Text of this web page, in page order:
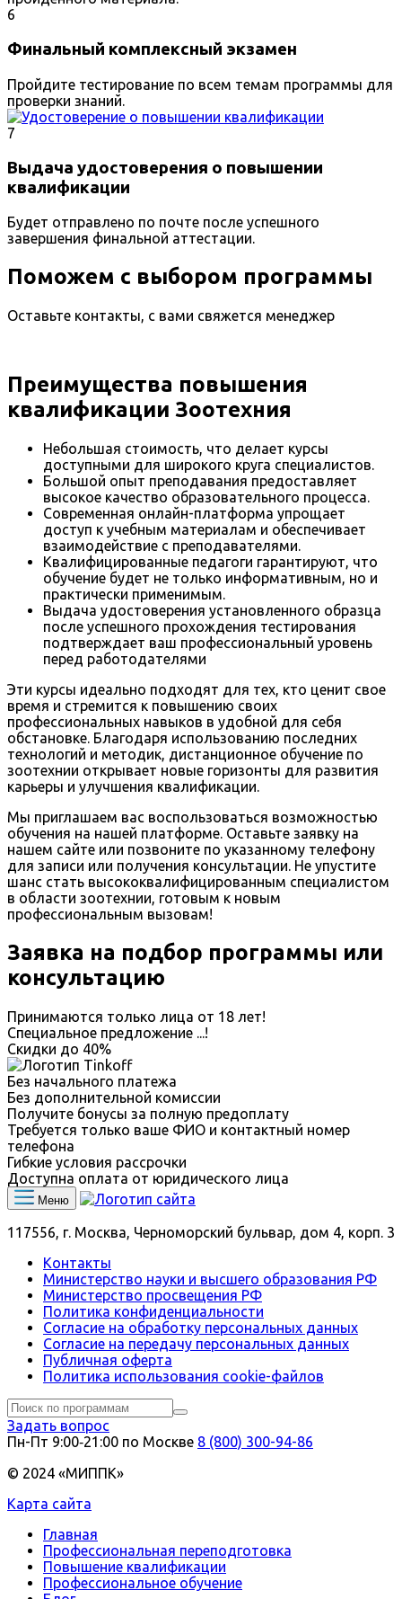
6
Финальный комплексный экзамен
Пройдите тестирование по всем темам программы для
проверки знаний.
7
Выдача удостоверения о повышении
квалификации
Будет отправлено по почте после успешного
завершения финальной аттестации.
Поможем с выбором программы
Оставьте контакты, с вами свяжется менеджер
Преимущества повышения
квалификации Зоотехния
Небольшая стоимость, что делает курсы
доступными для широкого круга специалистов.
Большой опыт преподавания предоставляет
высокое качество образовательного процесса.
Современная онлайн-платформа упрощает
доступ к учебным материалам и обеспечивает
взаимодействие с преподавателями.
Квалифицированные педагоги гарантируют, что
обучение будет не только информативным, но и
практически применимым.
Выдача удостоверения установленного образца
после успешного прохождения тестирования
подтверждает ваш профессиональный уровень
перед работодателями
Эти курсы идеально подходят для тех, кто ценит свое
время и стремится к повышению своих
профессиональных навыков в удобной для себя
обстановке. Благодаря использованию последних
технологий и методик, дистанционное обучение по
зоотехнии открывает новые горизонты для развития
карьеры и улучшения квалификации.
Мы приглашаем вас воспользоваться возможностью
обучения на нашей платформе. Оставьте заявку на
нашем сайте или позвоните по указанному телефону
для записи или получения консультации. Не упустите
шанс стать высококвалифицированным специалистом
в области зоотехнии, готовым к новым
профессиональным вызовам!
Заявка на подбор программы или
консультацию
Принимаются только лица от 18 лет!
Специальное предложение ...!
Скидки до 40%
Без начального платежа
Без дополнительной комиссии
Получите бонусы за полную предоплату
Требуется только ваше ФИО и контактный номер
телефона
Гибкие условия рассрочки
Доступна оплата от юридического лица
Меню
117556, г. Москва, Черноморский бульвар, дом 4, корп. 3
Контакты
Министерство науки и высшего образования РФ
Министерство просвещения РФ
Политика конфиденциальности
Согласие на обработку персональных данных
Согласие на передачу персональных данных
Публичная оферта
Политика использования сookie-файлов
Задать вопрос
Пн-Пт 9:00‑21:00 по Москве 8 (800) 300-94-86
© 2024 «МИППК»
Карта сайта
Главная
Профессиональная переподготовка
Повышение квалификации
Профессиональное обучение